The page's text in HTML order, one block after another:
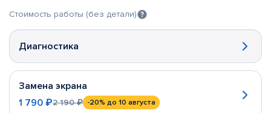
Стоимость работы (без детали)
Диагностика
Замена экрана
1 790 ₽2 190 ₽ -20% до 10 августа